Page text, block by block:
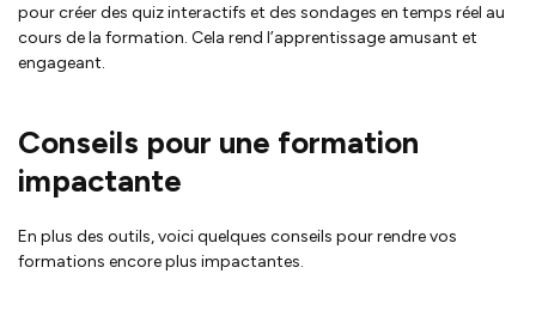
pour créer des quiz interactifs et des sondages en temps réel au
cours de la formation. Cela rend l’apprentissage amusant et
engageant.
Conseils pour une formation
impactante
En plus des outils, voici quelques conseils pour rendre vos
formations encore plus impactantes.